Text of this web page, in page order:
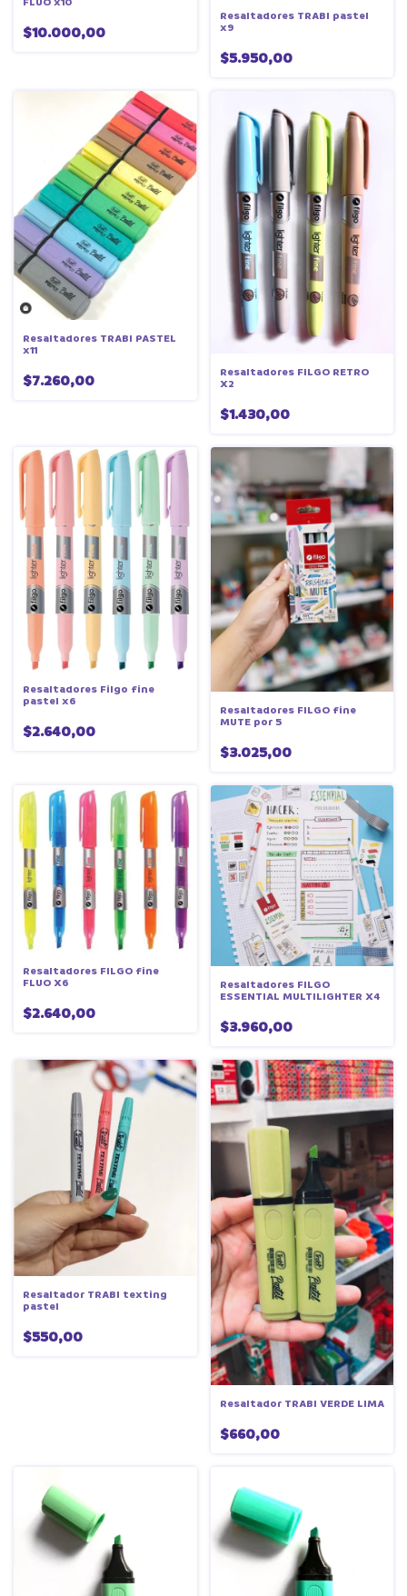
$10.000,00
Resaltadores TRABI pastel
x9
$5.950,00
Resaltadores TRABI PASTEL
x11
$7.260,00 Resaltadores FILGO RETRO
X2
$1.430,00
Resaltadores Filgo fine
pastel x6
$2.640,00
Resaltadores FILGO fine
MUTE por 5
$3.025,00
Resaltadores FILGO fine
FLUO X6
$2.640,00
Resaltadores FILGO
ESSENTIAL MULTILIGHTER X4
$3.960,00
Resaltador TRABI texting
pastel
$550,00
Resaltador TRABI VERDE LIMA
$660,00